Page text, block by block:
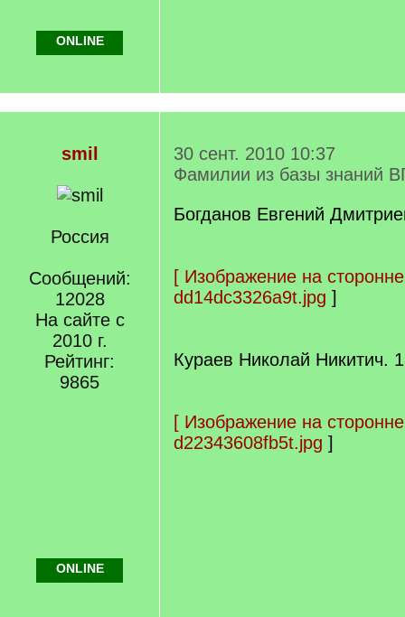
ONLINE
smil
Россия
Сообщений:
12028
На сайте с
2010 г.
Рейтинг:
9865
30 сент. 2010 10:37
Фамилии из базы знаний
Богданов Евгений
[ Изображение на
dd14dc3326a9t.jpg ]
Кураев Николай Никитич.
[ Изображение на
d22343608fb5t.jpg ]
ONLINE